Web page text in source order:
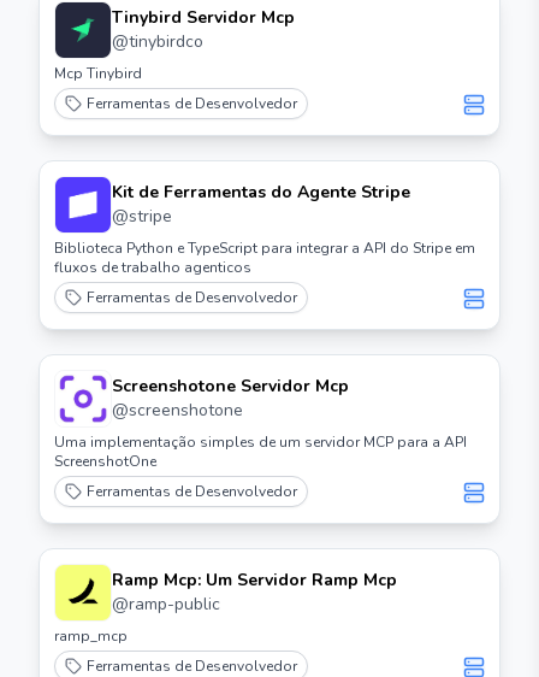
Tinybird Servidor Mcp
@tinybirdco
Mcp Tinybird
Ferramentas de Desenvolvedor
Kit de Ferramentas do Agente Stripe
@stripe
Biblioteca Python e TypeScript para integrar a API do Stripe em
fluxos de trabalho agenticos
Ferramentas de Desenvolvedor
Screenshotone Servidor Mcp
@screenshotone
Uma implementação simples de um servidor MCP para a API
ScreenshotOne
Ferramentas de Desenvolvedor
Ramp Mcp: Um Servidor Ramp Mcp
@ramp-public
ramp_mcp
Ferramentas de Desenvolvedor